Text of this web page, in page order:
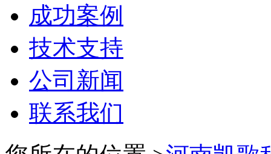
成功案例
技术支持
公司新闻
联系我们